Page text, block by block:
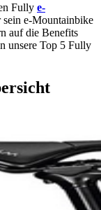
Fully e-
e-Mountainbike
auf die Benefits
unsere Top 5 Fully